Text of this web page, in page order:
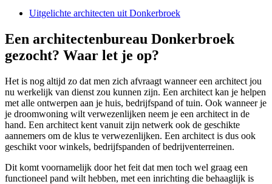
Uitgelichte architecten uit Donkerbroek
Een architectenbureau Donkerbroek
gezocht? Waar let je op?
Het is nog altijd zo dat men zich afvraagt wanneer een architect jou
nu werkelijk van dienst zou kunnen zijn. Een architect kan je helpen
met alle ontwerpen aan je huis, bedrijfspand of tuin. Ook wanneer je
je droomwoning wilt verwezenlijken neem je een architect in de
hand. Een architect kent vanuit zijn netwerk ook de geschikte
aannemers om de klus te verwezenlijken. Een architect is dus ook
geschikt voor winkels, bedrijfspanden of bedrijventerreinen.
Dit komt voornamelijk door het feit dat men toch wel graag een
functioneel pand wilt hebben, met een inrichting die behaaglijk is